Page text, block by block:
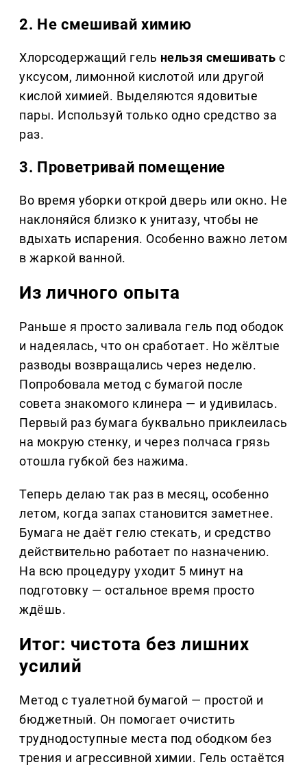
2. Не смешивай химию
Хлорсодержащий гель нельзя смешивать с
уксусом, лимонной кислотой или другой
кислой химией. Выделяются ядовитые
пары. Используй только одно средство за
раз.
3. Проветривай помещение
Во время уборки открой дверь или окно. Не
наклоняйся близко к унитазу, чтобы не
вдыхать испарения. Особенно важно летом
в жаркой ванной.
Из личного опыта
Раньше я просто заливала гель под ободок
и надеялась, что он сработает. Но жёлтые
разводы возвращались через неделю.
Попробовала метод с бумагой после
совета знакомого клинера — и удивилась.
Первый раз бумага буквально приклеилась
на мокрую стенку, и через полчаса грязь
отошла губкой без нажима.
Теперь делаю так раз в месяц, особенно
летом, когда запах становится заметнее.
Бумага не даёт гелю стекать, и средство
действительно работает по назначению.
На всю процедуру уходит 5 минут на
подготовку — остальное время просто
ждёшь.
Итог: чистота без лишних
усилий
Метод с туалетной бумагой — простой и
бюджетный. Он помогает очистить
труднодоступные места под ободком без
трения и агрессивной химии. Гель остаётся